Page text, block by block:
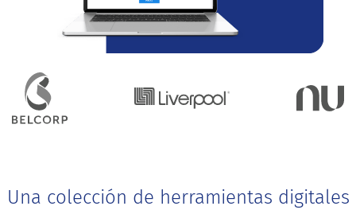
Una colección de herramientas digitales